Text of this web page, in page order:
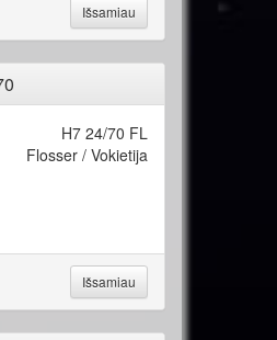
Išsamiau
H7 24/70 FL
Flosser / Vokietija
Išsamiau